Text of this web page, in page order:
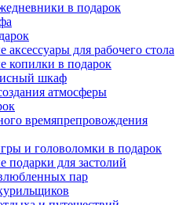
в подарок
для рабочего стола
копилки в подарок
шкаф
атмосферы
времяпрепровождения
и головоломки в подарок
подарки для застолий
пар